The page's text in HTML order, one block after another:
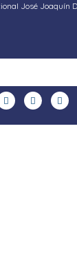
José Joaquín